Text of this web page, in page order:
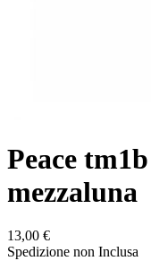
Peace
mezzaluna
13,00 €
Spedizione non Inclusa